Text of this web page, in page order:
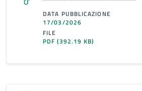
DATA PUBBLICAZIONE
17/03/2026
FILE
PDF(392.19 KB)